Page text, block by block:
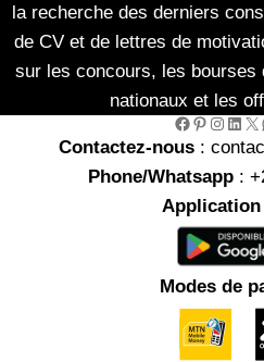
la recherche des derniers
de CV et de lettres de
sur les concours, les bourses
nationaux et les
Facebook Pinterest InstagramLinkedIn X
Contactez-nous :
Phone/Whatsapp:
Modes de